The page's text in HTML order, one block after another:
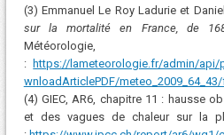
(3) Emmanuel Le Roy Ladurie et
sur la mortalité en France, de
:https://lameteorologie.fr/admin/
wnloadArticlePDF/
(4) GIEC, AR6, chapitre 11 : hausse
et des vagues de chaleur sur la